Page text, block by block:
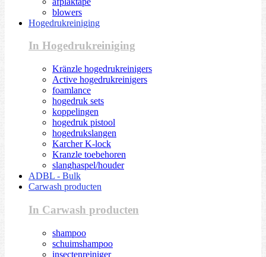
blowers
Hogedrukreiniging
In Hogedrukreiniging
Kränzle hogedrukreinigers
Active hogedrukreinigers
foamlance
hogedruk sets
koppelingen
hogedruk pistool
hogedrukslangen
Karcher K-lock
Kranzle toebehoren
slanghaspel/houder
ADBL - Bulk
Carwash producten
In Carwash producten
shampoo
schuimshampoo
insectenreiniger